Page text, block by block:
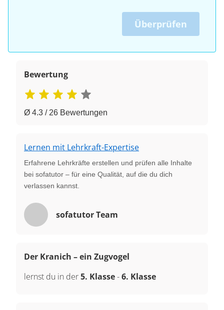
Überprüfen
Bewertung
Ø 4.3 / 26 Bewertungen
Lernen mit Lehrkraft-Expertise
Erfahrene Lehrkräfte erstellen und prüfen alle Inhalte
bei sofatutor – für eine Qualität, auf die du dich
verlassen kannst.
sofatutor Team
Der Kranich – ein Zugvogel
lernst du in der5. Klasse-6. Klasse